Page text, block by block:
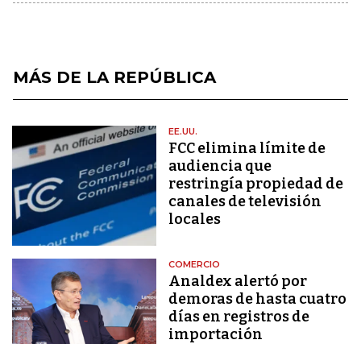
MÁS DE LA REPÚBLICA
EE.UU.
FCC elimina límite de
audiencia que
restringía propiedad de
canales de televisión
locales
COMERCIO
Analdex alertó por
demoras de hasta cuatro
días en registros de
importación